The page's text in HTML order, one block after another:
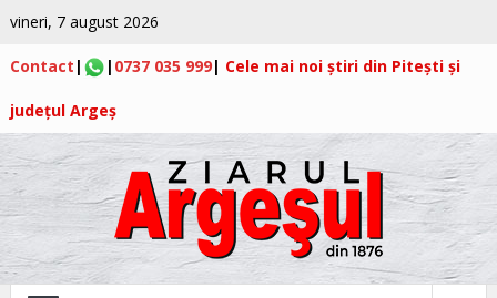
vineri, 7 august 2026
Contact | | 0737 035 999| Cele mai noi știri din Pitești și
județul Argeș